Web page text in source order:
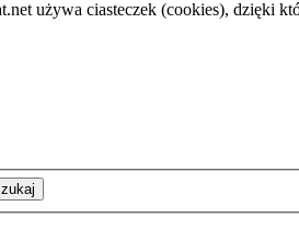
używa ciasteczek (cookies), dzięki